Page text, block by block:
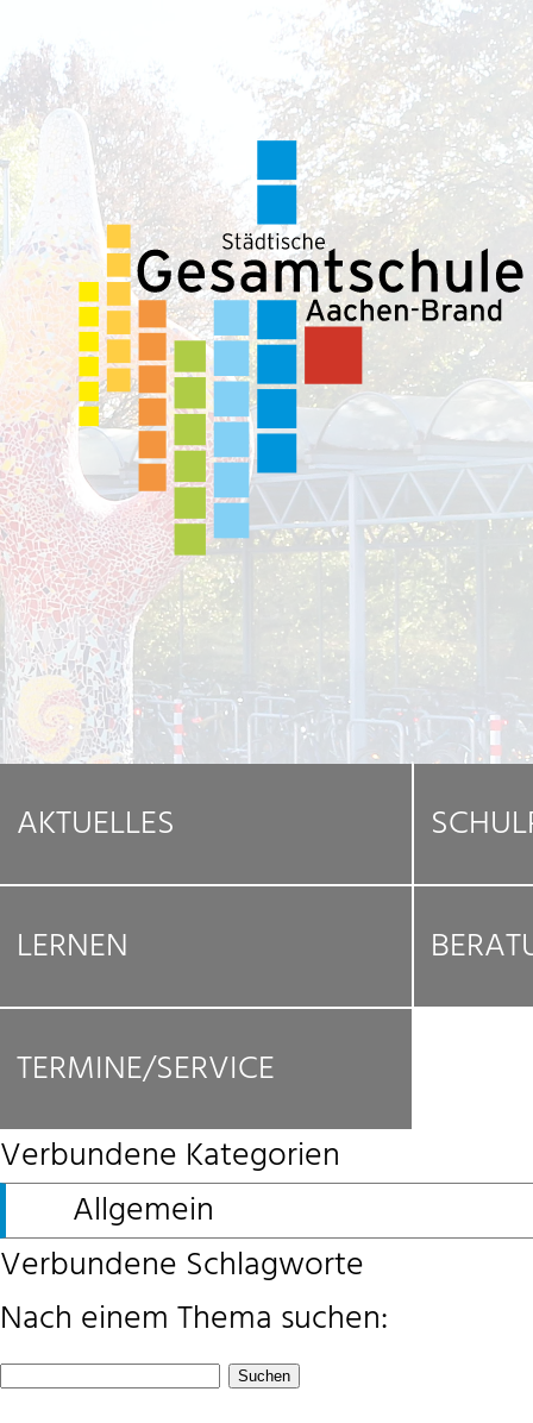
AKTUELLES
LERNEN
TERMINE/SERVICE
Verbundene Kategorien
Allgemein
Verbundene Schlagworte
Nach einem Thema suchen:
Suchen